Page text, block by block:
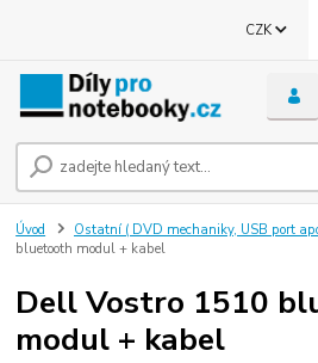
CZK
Úvod Ostatní ( DVD mechaniky, USB port
bluetooth modul + kabel
Dell Vostro 1510
modul + kabel